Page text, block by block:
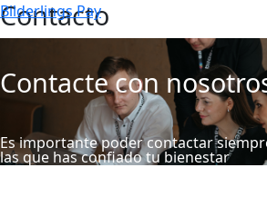
Bilderlings Pay
Contacto
Contacte con
Es importante poder contactar
las que has confiado tu bienestar